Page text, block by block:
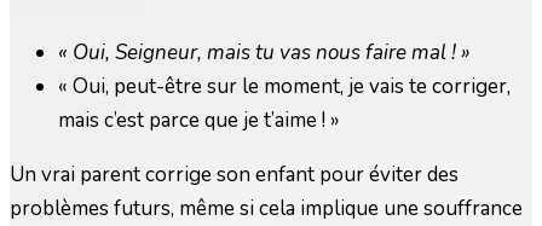
« Oui, Seigneur, mais tu vas nous faire mal ! »
« Oui, peut-être sur le moment, je vais te corriger,
mais c’est parce que je t’aime ! »
Un vrai parent corrige son enfant pour éviter des
problèmes futurs, même si cela implique une souffrance